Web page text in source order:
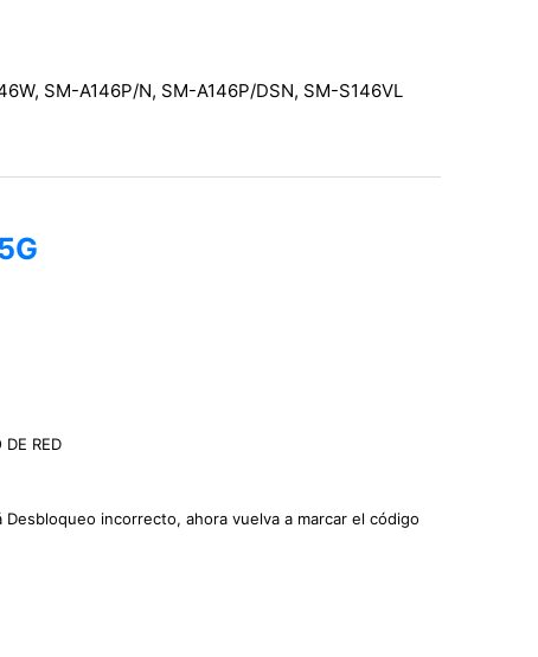
SM-A146P/N, SM-A146P/DSN, SM-S146VL
RED
Desbloqueo incorrecto, ahora vuelva a marcar el código